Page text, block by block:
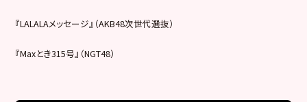
『LALALAメッセージ』（AKB48次世代選抜）
『Maxとき315号』（NGT48）